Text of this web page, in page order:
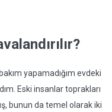
yapamadığım evdeki
Eski insanlar toprakları
bunun da temel olarak iki